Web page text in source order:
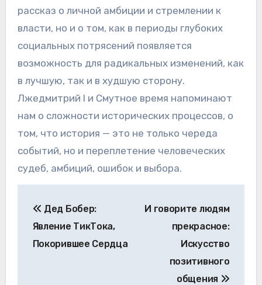
рассказ о личной амбиции и стремлении к
власти, но и о том, как в периоды глубоких
социальных потрясений появляется
возможность для радикальных изменений, как
в лучшую, так и в худшую сторону.
Лжедмитрий I и Смутное время напоминают
нам о сложности исторических процессов, о
том, что история — это не только череда
событий, но и переплетение человеческих
судеб, амбиций, ошибок и выбора.
по
записям
Дед Бобер:
Явление ТикТока,
Покорившее Сердца
И говорите людям
прекрасное:
Искусство
позитивного
общения